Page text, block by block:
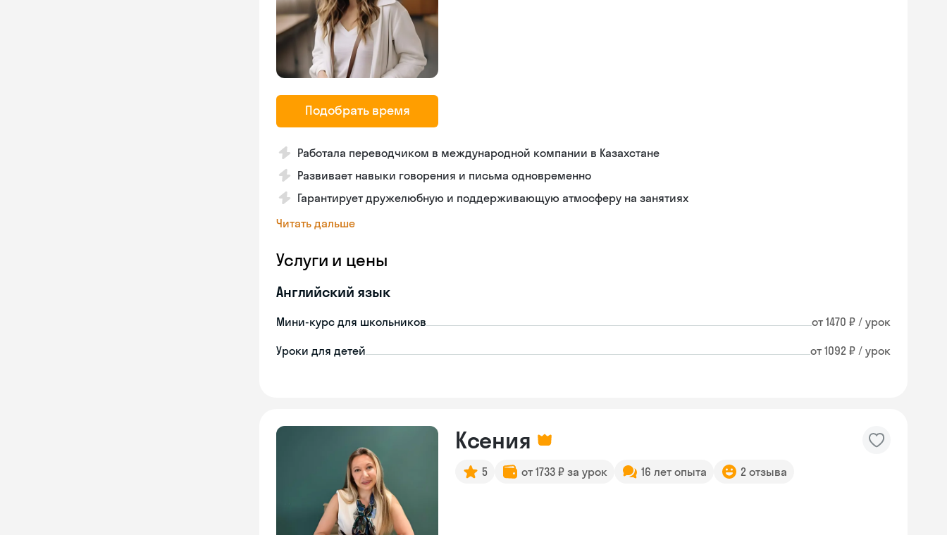
Подобрать время
Работала переводчиком в международной компании в Казахстане
Развивает навыки говорения и письма одновременно
Гарантирует дружелюбную и поддерживающую атмосферу на занятиях
Читать дальше
Услуги и цены
Английский язык
Мини-курс для школьников от 1470 ₽ / урок
Уроки для детей от 1092 ₽ / урок
Ксения
5 от 1733 ₽ за урок 16 лет опыта 2 отзыва